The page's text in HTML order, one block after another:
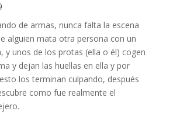
de armas, nunca falta la escena
alguien mata otra persona con un
y unos de los protas (ella o él) cogen
y dejan las huellas en ella y por
los terminan culpando, después
como fue realmente el